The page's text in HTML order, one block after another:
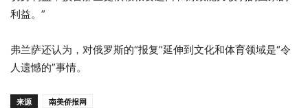
利益。”
弗兰萨还认为，对俄罗斯的“报复”延伸到文化和体育领域是“令
人遗憾的”事情。
来源 南美侨报网